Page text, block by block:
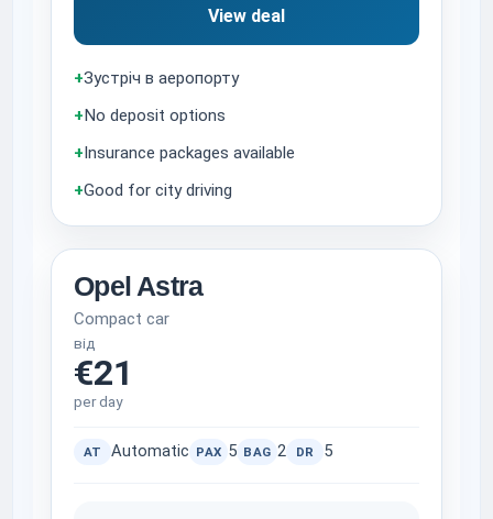
View deal
+Зустріч в аеропорту
+No deposit options
+Insurance packages available
+Good for city driving
Opel Astra
Compact car
від
€21
per day
AT Automatic PAX 5 BAG 2 DR 5